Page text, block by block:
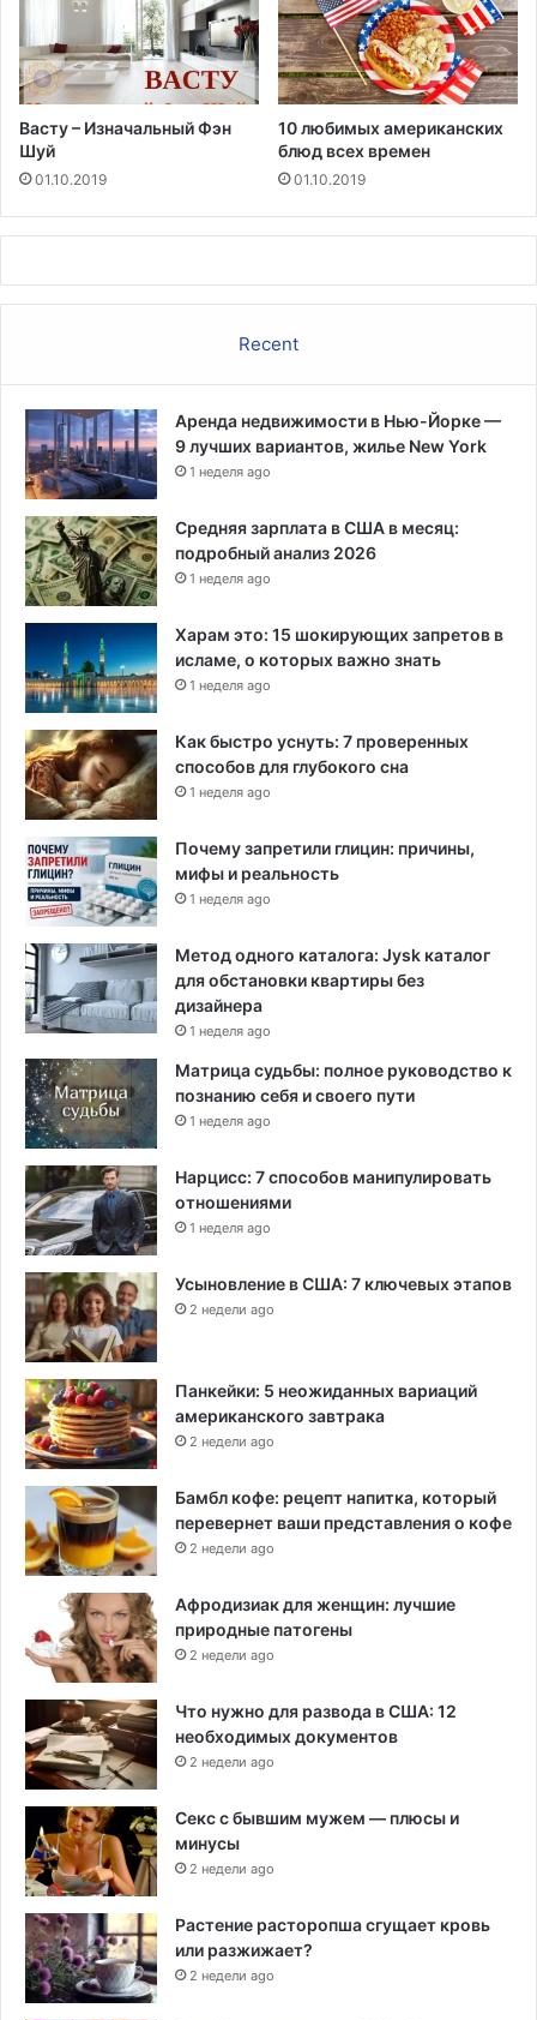
Васту – Изначальный Фэн
Шуй
01.10.2019
10 любимых американских
блюд всех времен
01.10.2019
Recent
Аренда недвижимости в Нью-Йорке —
9 лучших вариантов, жилье New York
1 неделя ago
Средняя зарплата в США в месяц:
подробный анализ 2026
1 неделя ago
Харам это: 15 шокирующих запретов в
исламе, о которых важно знать
1 неделя ago
Как быстро уснуть: 7 проверенных
способов для глубокого сна
1 неделя ago
Почему запретили глицин: причины,
мифы и реальность
1 неделя ago
Метод одного каталога: Jysk каталог
для обстановки квартиры без
дизайнера
1 неделя ago
Матрица судьбы: полное руководство к
познанию себя и своего пути
1 неделя ago
Нарцисс: 7 способов манипулировать
отношениями
1 неделя ago
Усыновление в США: 7 ключевых этапов
2 недели ago
Панкейки: 5 неожиданных вариаций
американского завтрака
2 недели ago
Бамбл кофе: рецепт напитка, который
перевернет ваши представления о кофе
2 недели ago
Афродизиак для женщин: лучшие
природные патогены
2 недели ago
Что нужно для развода в США: 12
необходимых документов
2 недели ago
Секс с бывшим мужем — плюсы и
минусы
2 недели ago
Растение расторопша сгущает кровь
или разжижает?
2 недели ago